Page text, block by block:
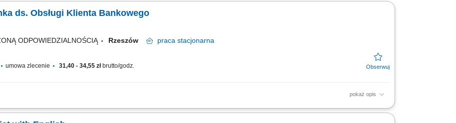
ds. Obsługi Klienta Bankowego
ODPOWIEDZIALNOŚCIĄ Rzeszów praca stacjonarna
umowa zlecenie 31,40 - 34,55 złbrutto/godz.
pokaż opis
i chatowa obsługa klientów banku, udzielanie informacji dotyczących kont, kart płatniczych, kredytów i lokat, weryfikacja danych